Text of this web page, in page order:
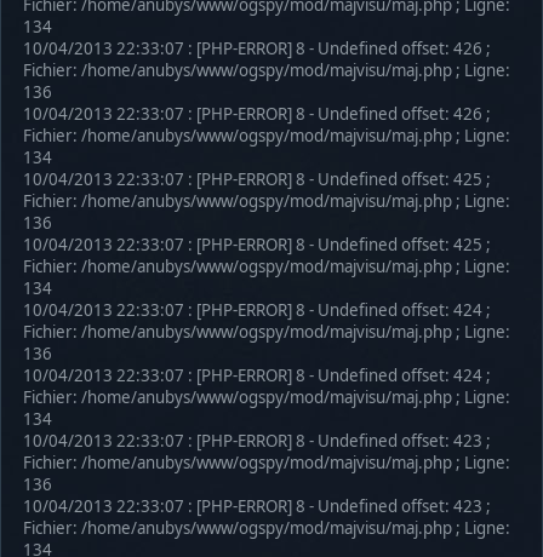
Fichier: /home/anubys/www/ogspy/mod/majvisu/maj.php ; Ligne:
134
10/04/2013 22:33:07 : [PHP-ERROR] 8 - Undefined offset: 426 ;
Fichier: /home/anubys/www/ogspy/mod/majvisu/maj.php ; Ligne:
136
10/04/2013 22:33:07 : [PHP-ERROR] 8 - Undefined offset: 426 ;
Fichier: /home/anubys/www/ogspy/mod/majvisu/maj.php ; Ligne:
134
10/04/2013 22:33:07 : [PHP-ERROR] 8 - Undefined offset: 425 ;
Fichier: /home/anubys/www/ogspy/mod/majvisu/maj.php ; Ligne:
136
10/04/2013 22:33:07 : [PHP-ERROR] 8 - Undefined offset: 425 ;
Fichier: /home/anubys/www/ogspy/mod/majvisu/maj.php ; Ligne:
134
10/04/2013 22:33:07 : [PHP-ERROR] 8 - Undefined offset: 424 ;
Fichier: /home/anubys/www/ogspy/mod/majvisu/maj.php ; Ligne:
136
10/04/2013 22:33:07 : [PHP-ERROR] 8 - Undefined offset: 424 ;
Fichier: /home/anubys/www/ogspy/mod/majvisu/maj.php ; Ligne:
134
10/04/2013 22:33:07 : [PHP-ERROR] 8 - Undefined offset: 423 ;
Fichier: /home/anubys/www/ogspy/mod/majvisu/maj.php ; Ligne:
136
10/04/2013 22:33:07 : [PHP-ERROR] 8 - Undefined offset: 423 ;
Fichier: /home/anubys/www/ogspy/mod/majvisu/maj.php ; Ligne:
134